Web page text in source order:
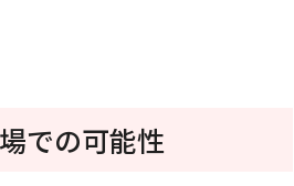
での可能性